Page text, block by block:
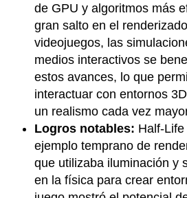
de GPU y algoritmos más
gran salto en el
videojuegos, las
medios interactivos se
estos avances, lo que
interactuar con entornos
un realismo cada vez
Logros notables: Half-
ejemplo temprano de
que utilizaba iluminación y
en la física para crear